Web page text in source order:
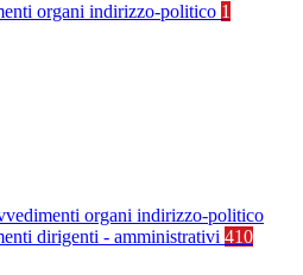
organi indirizzo-politico 1
organi indirizzo-politico
dirigenti - amministrativi 410